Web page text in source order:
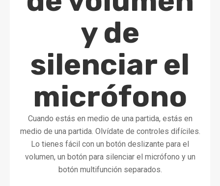
y de
silenciar el
micrófono
Cuando estás en medio de una partida, estás en
medio de una partida. Olvídate de controles difíciles.
Lo tienes fácil con un botón deslizante para el
volumen, un botón para silenciar el micrófono y un
botón multifunción separados.